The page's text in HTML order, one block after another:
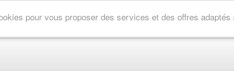
pour vous proposer des services et des offres